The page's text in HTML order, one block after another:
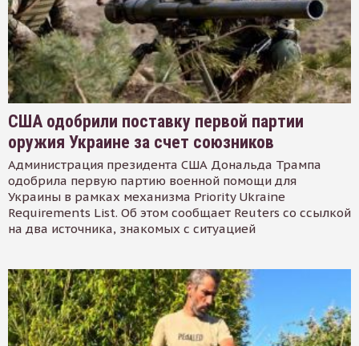
США одобрили поставку первой партии
оружия Украине за счет союзников
Администрация президента США Дональда Трампа
одобрила первую партию военной помощи для
Украины в рамках механизма Priority Ukraine
Requirements List. Об этом сообщает Reuters со ссылкой
на два источника, знакомых с ситуацией